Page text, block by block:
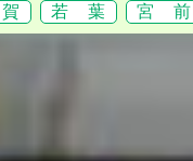
若 葉 宮 前